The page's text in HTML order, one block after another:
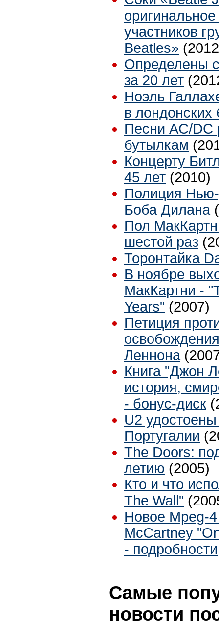
участников
Beatles»
Определены
за 20 лет
Ноэль
в лондонских
Песни AC/DC
бутылкам
Концерту
45 лет (2010)
Полиция
Боба Дилана
Пол
шестой раз
Торонтайка
В ноябре
МакКартни -
Years" (2007)
Петиция
Леннона
Книга "Джон
история,
- бонус-диск
U2
Португалии
The Doors:
летию (2005)
Кто и что
The Wall"
Новое Mpeg-
McCartney
- подробности
Самые
новости